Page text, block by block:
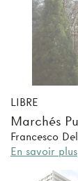
LIBRE
Marchés
Francesco
En savoir plus